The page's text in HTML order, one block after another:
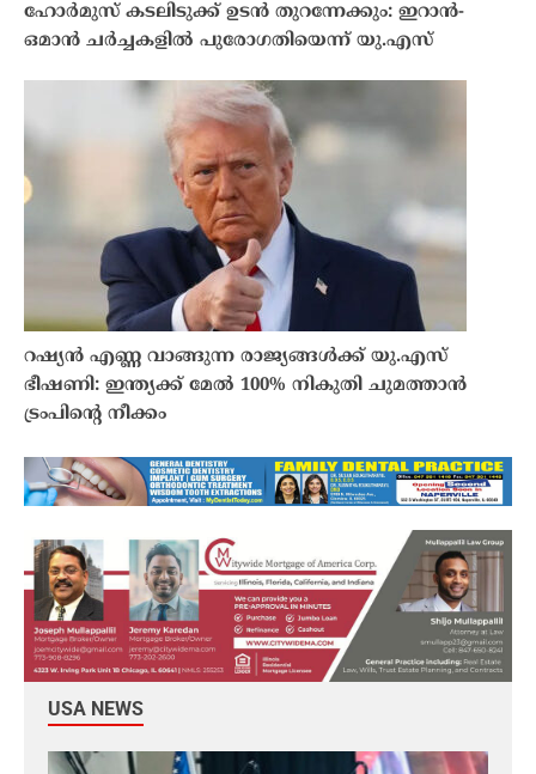
ഹോർമുസ് കടലിടുക്ക് ഉടൻ തുറന്നേക്കും: ഇറാൻ-
ഒമാൻ ചർച്ചകളിൽ പുരോഗതിയെന്ന് യു.എസ്
റഷ്യൻ എണ്ണ വാങ്ങുന്ന രാജ്യങ്ങൾക്ക് യു.എസ്
ഭീഷണി: ഇന്ത്യക്ക് മേൽ 100% നികുതി ചുമത്താൻ
ട്രംപിൻ്റെ നീക്കം
USA NEWS